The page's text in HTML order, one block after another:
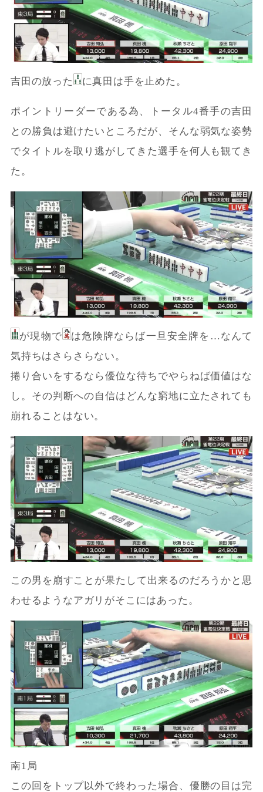
吉田の放った に真田は手を止めた。
ポイントリーダーである為、トータル4番手の吉田
との勝負は避けたいところだが、そんな弱気な姿勢
でタイトルを取り逃がしてきた選手を何人も観てき
た。
が現物で
は危険牌ならば一旦安全牌を…なんて
気持ちはさらさらない。
捲り合いをするなら優位な待ちでやらねば価値はな
し。その判断への自信はどんな窮地に立たされても
崩れることはない。
この男を崩すことが果たして出来るのだろうかと思
わせるようなアガリがそこにはあった。
南1局
この回をトップ以外で終わった場合、優勝の目は完